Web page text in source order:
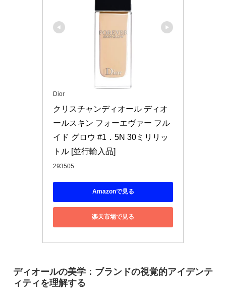
Dior
クリスチャンディオール ディオ
ールスキン フォーエヴァー フル
イド グロウ #1．5N 30ミリリッ
トル [並行輸入品]
293505
Amazonで見る
楽天市場で見る
ディオールの美学：ブランドの視覚的アイデンテ
ィティを理解する